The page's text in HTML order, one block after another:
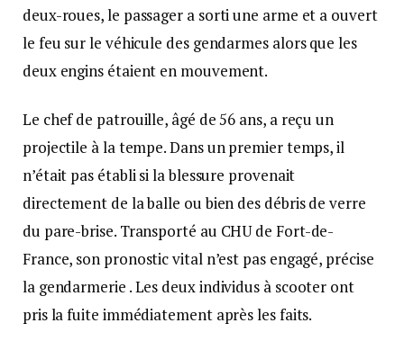
deux-roues, le passager a sorti une arme et a ouvert
le feu sur le véhicule des gendarmes alors que les
deux engins étaient en mouvement.
Le chef de patrouille, âgé de 56 ans, a reçu un
projectile à la tempe. Dans un premier temps, il
n’était pas établi si la blessure provenait
directement de la balle ou bien des débris de verre
du pare-brise. Transporté au CHU de Fort-de-
France, son pronostic vital n’est pas engagé, précise
la gendarmerie . Les deux individus à scooter ont
pris la fuite immédiatement après les faits.